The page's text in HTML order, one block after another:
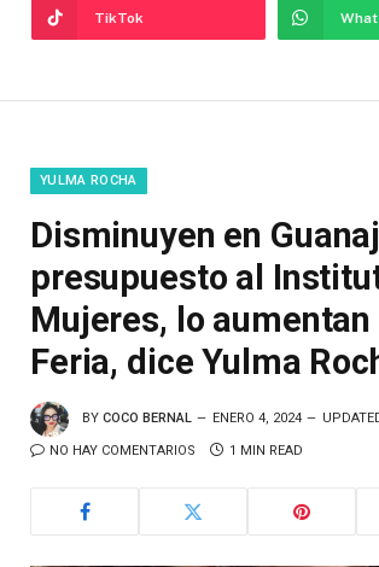
TikTok
YULMA ROCHA
Disminuyen en
presupuesto al
Mujeres, lo aumentan
Feria, dice Yulma
BY COCO BERNAL ENERO 4, 2024
NO HAY COMENTARIOS 1 MIN READ